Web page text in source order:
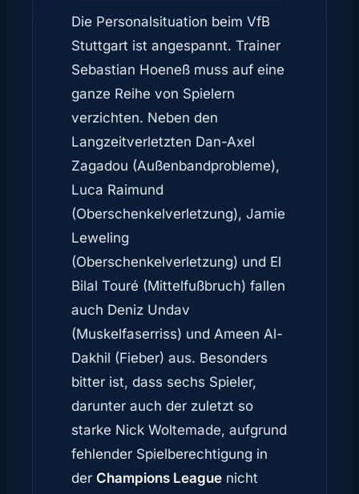
Die Personalsituation beim VfB
Stuttgart ist angespannt. Trainer
Sebastian Hoeneß muss auf eine
ganze Reihe von Spielern
verzichten. Neben den
Langzeitverletzten Dan-Axel
Zagadou (Außenbandprobleme),
Luca Raimund
(Oberschenkelverletzung), Jamie
Leweling
(Oberschenkelverletzung) und El
Bilal Touré (Mittelfußbruch) fallen
auch Deniz Undav
(Muskelfaserriss) und Ameen Al-
Dakhil (Fieber) aus. Besonders
bitter ist, dass sechs Spieler,
darunter auch der zuletzt so
starke Nick Woltemade, aufgrund
fehlender Spielberechtigung in
der Champions League nicht